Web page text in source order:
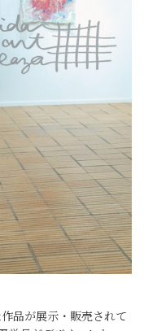
品が展示・販売されて